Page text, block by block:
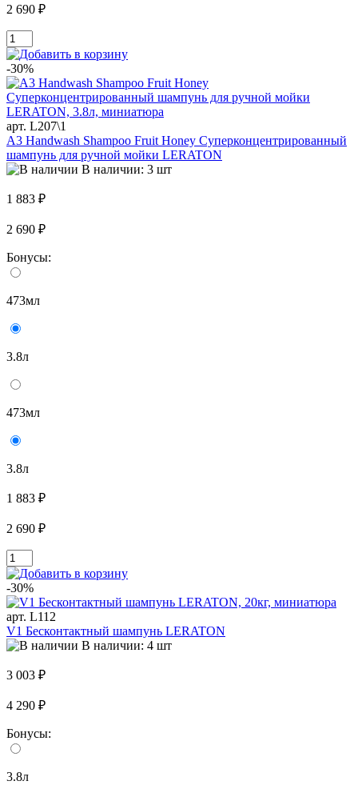
2 690 ₽
-30%
арт. L207\1
A3 Handwash Shampoo Fruit Honey Суперконцентрированный
шампунь для ручной мойки LERATON
В наличии: 3 шт
1 883 ₽
2 690 ₽
Бонусы:
473мл
3.8л
473мл
3.8л
1 883 ₽
2 690 ₽
-30%
арт. L112
V1 Бесконтактный шампунь LERATON
В наличии: 4 шт
3 003 ₽
4 290 ₽
Бонусы:
3.8л